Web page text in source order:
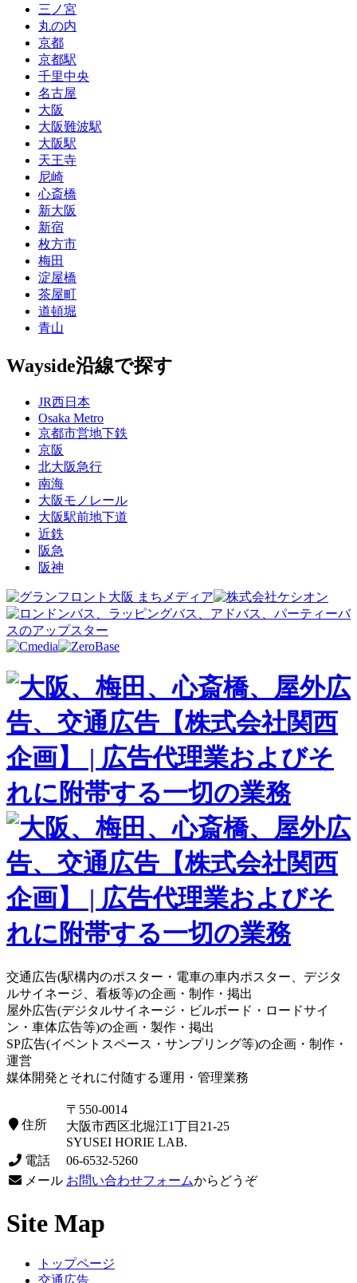
三ノ宮
丸の内
京都
京都駅
千里中央
名古屋
大阪
大阪難波駅
大阪駅
天王寺
尼崎
心斎橋
新大阪
新宿
枚方市
梅田
淀屋橋
茶屋町
道頓堀
青山
Wayside沿線で探す
JR西日本
Osaka Metro
京都市営地下鉄
京阪
北大阪急行
南海
大阪モノレール
大阪駅前地下道
近鉄
阪急
阪神
交通広告(駅構内のポスター・電車の車内ポスター、デジタ
ルサイネージ、看板等)の企画・制作・掲出
屋外広告(デジタルサイネージ・ビルボード・ロードサイ
ン・車体広告等)の企画・製作・掲出
SP広告(イベントスペース・サンプリング等)の企画・制作・
運営
媒体開発とそれに付随する運用・管理業務
住所
〒550-0014
大阪市西区北堀江1丁目21-25
SYUSEI HORIE LAB.
電話
06-6532-5260
メール お問い合わせフォームからどうぞ
Site Map
トップページ
交通広告